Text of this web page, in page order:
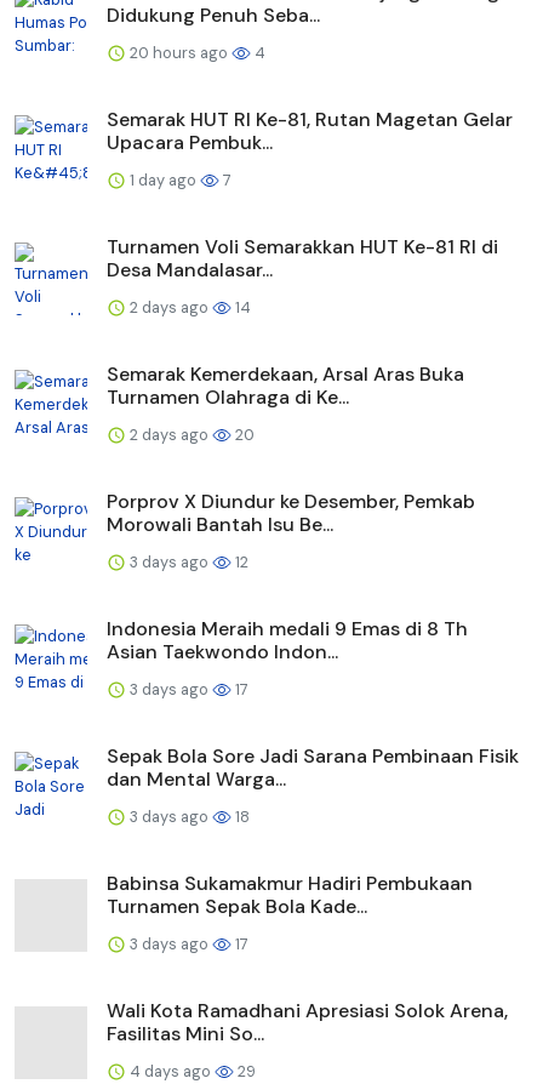
Didukung Penuh Seba...
20 hours ago 4
Semarak HUT RI Ke-81, Rutan Magetan Gelar
Upacara Pembuk...
1 day ago 7
Turnamen Voli Semarakkan HUT Ke-81 RI di
Desa Mandalasar...
2 days ago 14
Semarak Kemerdekaan, Arsal Aras Buka
Turnamen Olahraga di Ke...
2 days ago 20
Porprov X Diundur ke Desember, Pemkab
Morowali Bantah Isu Be...
3 days ago 12
Indonesia Meraih medali 9 Emas di 8 Th
Asian Taekwondo Indon...
3 days ago 17
Sepak Bola Sore Jadi Sarana Pembinaan Fisik
dan Mental Warga...
3 days ago 18
Babinsa Sukamakmur Hadiri Pembukaan
Turnamen Sepak Bola Kade...
3 days ago 17
Wali Kota Ramadhani Apresiasi Solok Arena,
Fasilitas Mini So...
4 days ago 29